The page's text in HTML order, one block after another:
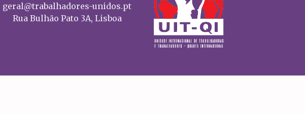
geral@trabalhadores-unidos.pt
Rua Bulhão Pato 3A, Lisboa